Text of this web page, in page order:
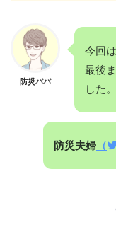
防災パパ
今回
最後
した。
防災夫婦 （